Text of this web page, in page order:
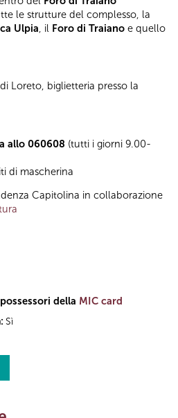
le strutture del complesso, la
Ulpia , il Foro di Traiano e quello
Loreto, biglietteria presso la
allo 060608 (tutti i giorni 9.00-
di mascherina
Capitolina in collaborazione
della MIC card
Sì